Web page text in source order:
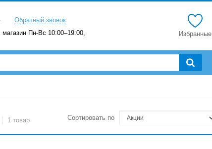
Обратный звонок
Пн-Вс 10:00–19:00,
Избранные
1 товар Сортировать по